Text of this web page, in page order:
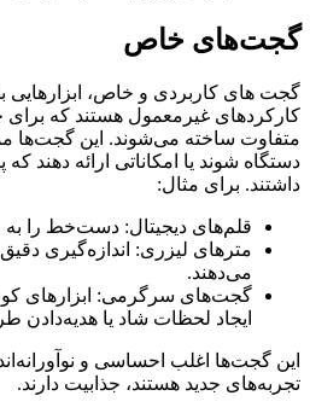
گجت‌های خاص
گجت های کاربردی و خاص، ابزارهایی
کارکردهای غیرمعمول هستند که برای
متفاوت ساخته می‌شوند. این گجت‌ها
دستگاه شوند یا امکاناتی ارائه دهند
داشتند. برای مثال:
قلم‌های دیجیتال: دست‌خط را به
مترهای لیزری: اندازه‌گیری دقیق
می‌دهند.
گجت‌های سرگرمی: ابزارهای
ایجاد لحظات شاد یا هدیه‌دادن
این گجت‌ها اغلب احساسی و
تجربه‌های جدید هستند، جذابیت دارند.